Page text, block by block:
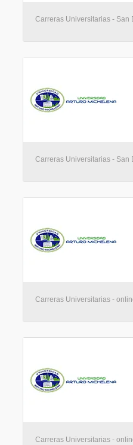
Carreras Universitarias - San
Carreras Universitarias - San
Carreras Universitarias -
Carreras Universitarias -